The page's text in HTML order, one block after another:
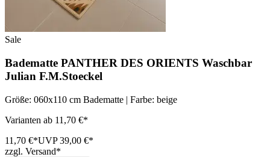
Sale
Badematte PANTHER DES ORIENTS Waschbar
Julian F.M.Stoeckel
Größe: 060x110 cm Badematte | Farbe: beige
Varianten ab 11,70 €*
11,70 €*UVP 39,00 €*
zzgl. Versand*